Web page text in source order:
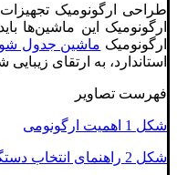
طراحی ارگونومیک
ارگونومیک این ماشین‌ها
ارگونومیک ماشین جدول
استاندارد، به ارتقای
فهرست تصاویر
شکل 1 اهمیت ارگونومی
شکل 2 راهنمای انتخاب دستگاه